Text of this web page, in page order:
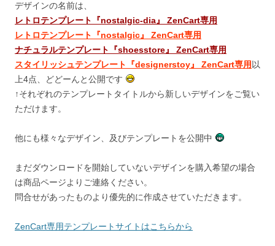
デザインの名前は、
レトロテンプレート『nostalgic-dia』 ZenCart専用
レトロテンプレート『nostalgic』 ZenCart専用
ナチュラルテンプレート『shoesstore』 ZenCart専用
スタイリッシュテンプレート『designerstoy』 ZenCart専用 以
上4点、どどーんと公開です
↑それぞれのテンプレートタイトルから新しいデザインをご覧い
ただけます。
他にも様々なデザイン、及びテンプレートを公開中
まだダウンロードを開始していないデザインを購入希望の場合
は商品ページよりご連絡ください。
問合せがあったものより優先的に作成させていただきます。
ZenCart専用テンプレートサイトはこちらから